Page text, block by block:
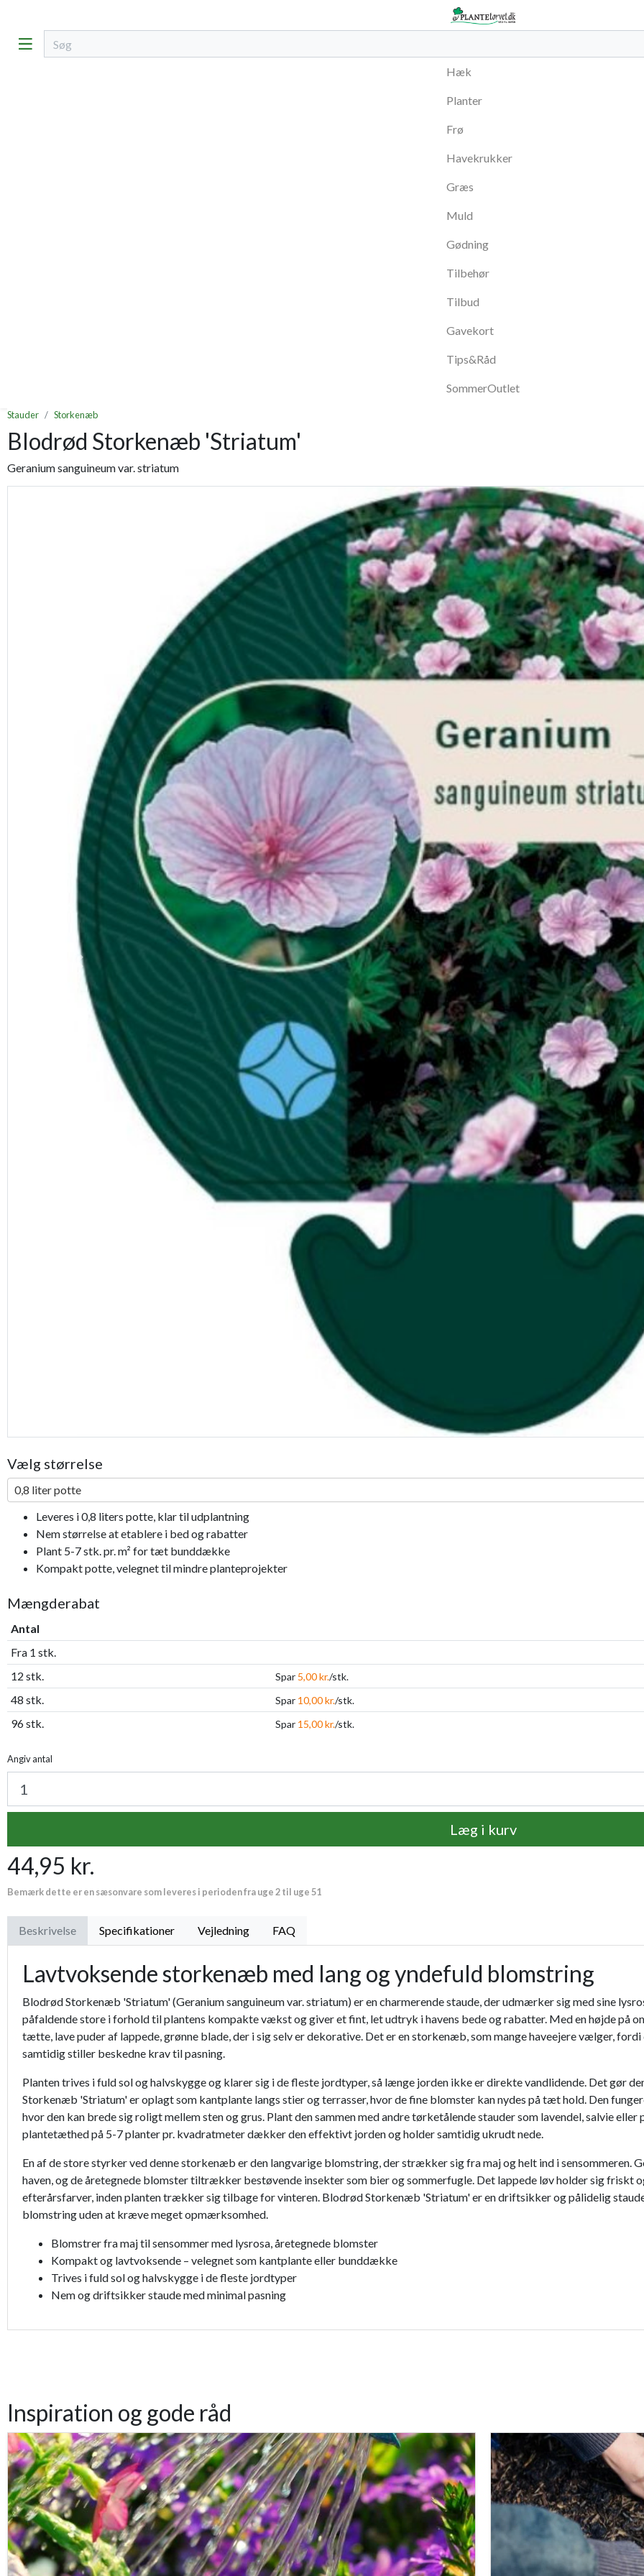
Hæk
Planter
Frø
Havekrukker
Græs
Muld
Gødning
Tilbehør
Tilbud
Gavekort
Tips&Råd
SommerOutlet
Stauder Storkenæb
Blodrød Storkenæb 'Striatum'
Geranium sanguineum var. striatum
Previous
Vælg størrelse
0,8 liter potte
Leveres i 0,8 liters potte, klar til udplantning
Nem størrelse at etablere i bed og rabatter
Plant 5-7 stk. pr. m² for tæt bunddække
Kompakt potte, velegnet til mindre planteprojekter
Mængderabat
Antal
Fra 1 stk.
12 stk.
Spar 5,00 kr./stk.
48 stk. Spar 10,00 kr./stk.
96 stk. Spar 15,00 kr./stk.
Angiv antal
Læg i kurv
44,95 kr.
Bemærk dette er en sæsonvare som leveres i perioden fra uge 2 til uge 51
Beskrivelse Specifikationer Vejledning FAQ
Lavtvoksende storkenæb med lang og yndefuld blomstring
Blodrød Storkenæb 'Striatum' (Geranium sanguineum var. striatum) er en charmerende staude, der udmærker sig med sine
påfaldende store i forhold til plantens kompakte vækst og giver et fint, let udtryk i havens bede og rabatter. Med en højde på
tætte, lave puder af lappede, grønne blade, der i sig selv er dekorative. Det er en storkenæb, som mange haveejere vælger,
samtidig stiller beskedne krav til pasning.
Planten trives i fuld sol og halvskygge og klarer sig i de fleste jordtyper, så længe jorden ikke er direkte vandlidende. Det gør
Storkenæb 'Striatum' er oplagt som kantplante langs stier og terrasser, hvor de fine blomster kan nydes på tæt hold. Den
hvor den kan brede sig roligt mellem sten og grus. Plant den sammen med andre tørketålende stauder som lavendel, salvie
plantetæthed på 5-7 planter pr. kvadratmeter dækker den effektivt jorden og holder samtidig ukrudt nede.
En af de store styrker ved denne storkenæb er den langvarige blomstring, der strækker sig fra maj og helt ind i sensommeren.
haven, og de åretegnede blomster tiltrækker bestøvende insekter som bier og sommerfugle. Det lappede løv holder sig friskt
efterårsfarver, inden planten trækker sig tilbage for vinteren. Blodrød Storkenæb 'Striatum' er en driftsikker og pålidelig
blomstring uden at kræve meget opmærksomhed.
Blomstrer fra maj til sensommer med lysrosa, åretegnede blomster
Kompakt og lavtvoksende – velegnet som kantplante eller bunddække
Trives i fuld sol og halvskygge i de fleste jordtyper
Nem og driftsikker staude med minimal pasning
Inspiration og gode råd